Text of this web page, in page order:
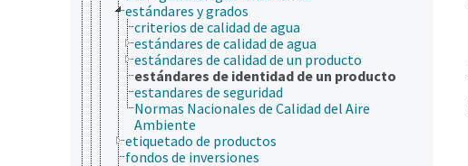
estándares y grados
criterios de calidad de agua
estándares de calidad de agua
estándares de calidad de un producto
estándares de identidad de un producto
estandares de seguridad
Normas Nacionales de Calidad del Aire
Ambiente
etiquetado de productos
fondos de inversiones